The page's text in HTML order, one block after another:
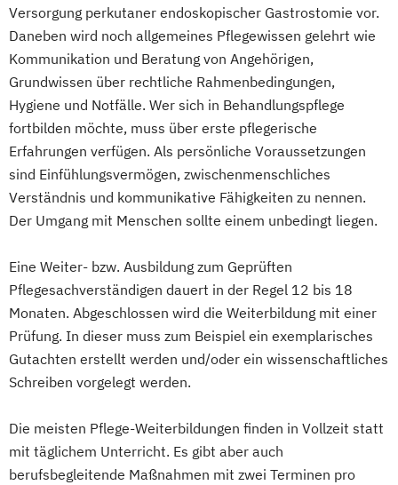
Versorgung perkutaner endoskopischer Gastrostomie vor.
Daneben wird noch allgemeines Pflegewissen gelehrt wie
Kommunikation und Beratung von Angehörigen,
Grundwissen über rechtliche Rahmenbedingungen,
Hygiene und Notfälle. Wer sich in Behandlungspflege
fortbilden möchte, muss über erste pflegerische
Erfahrungen verfügen. Als persönliche Voraussetzungen
sind Einfühlungsvermögen, zwischenmenschliches
Verständnis und kommunikative Fähigkeiten zu nennen.
Der Umgang mit Menschen sollte einem unbedingt liegen.
Eine Weiter- bzw. Ausbildung zum Geprüften
Pflegesachverständigen dauert in der Regel 12 bis 18
Monaten. Abgeschlossen wird die Weiterbildung mit einer
Prüfung. In dieser muss zum Beispiel ein exemplarisches
Gutachten erstellt werden und/oder ein wissenschaftliches
Schreiben vorgelegt werden.
Die meisten Pflege-Weiterbildungen finden in Vollzeit statt
mit täglichem Unterricht. Es gibt aber auch
berufsbegleitende Maßnahmen mit zwei Terminen pro